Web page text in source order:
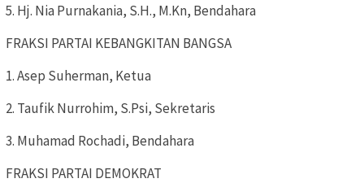
5. Hj. Nia Purnakania, S.H., M.Kn, Bendahara
FRAKSI PARTAI KEBANGKITAN BANGSA
1. Asep Suherman, Ketua
2. Taufik Nurrohim, S.Psi, Sekretaris
3. Muhamad Rochadi, Bendahara
FRAKSI PARTAI DEMOKRAT